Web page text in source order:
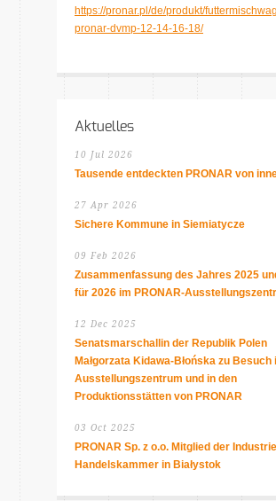
https://pronar.pl/de/produkt/
pronar-dvmp-12-14-16-18/
Aktuelles
10 Jul 2026
Tausende entdeckten PRONAR von
27 Apr 2026
Sichere Kommune in Siemiatycze
09 Feb 2026
Zusammenfassung des Jahres 2025
für 2026 im PRONAR-
12 Dec 2025
Senatsmarschallin der Republik Polen
Małgorzata Kidawa-Błońska zu Besuch
Ausstellungszentrum und in den
Produktionsstätten von PRONAR
03 Oct 2025
PRONAR Sp. z o.o. Mitglied der
Handelskammer in Białystok